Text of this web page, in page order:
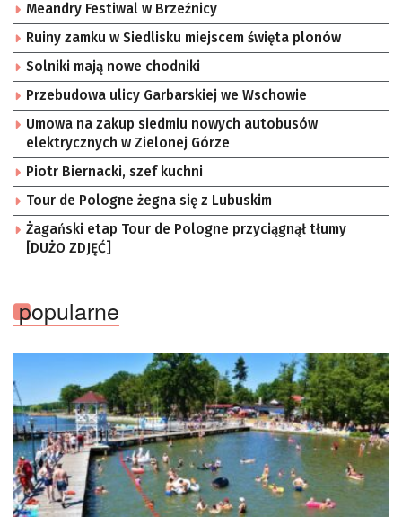
Meandry Festiwal w Brzeźnicy
Ruiny zamku w Siedlisku miejscem święta plonów
Solniki mają nowe chodniki
Przebudowa ulicy Garbarskiej we Wschowie
Umowa na zakup siedmiu nowych autobusów
elektrycznych w Zielonej Górze
Piotr Biernacki, szef kuchni
Tour de Pologne żegna się z Lubuskim
Żagański etap Tour de Pologne przyciągnął tłumy
[DUŻO ZDJĘĆ]
popularne